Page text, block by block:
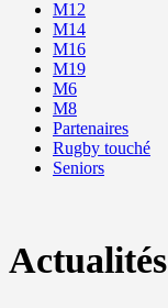
M12
M14
M16
M19
M6
M8
Partenaires
Rugby touché
Seniors
Actualités